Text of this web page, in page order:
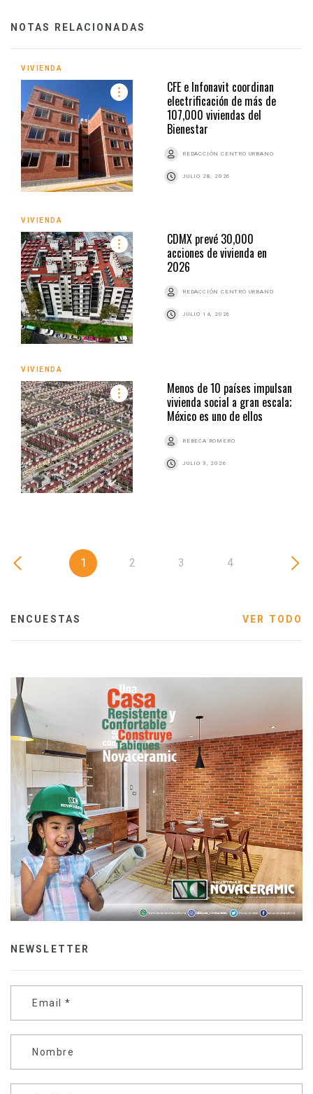
NOTAS RELACIONADAS
VIVIENDA
CFE e Infonavit coordinan
electrificación de más de
107,000 viviendas del
Bienestar
REDACCIÓN CENTRO URBANO
JULIO 28, 2026
VIVIENDA
CDMX prevé 30,000
acciones de vivienda en
2026
REDACCIÓN CENTRO URBANO
JULIO 14, 2026
VIVIENDA
Menos de 10 países impulsan
vivienda social a gran escala;
México es uno de ellos
REBECA ROMERO
JULIO 3, 2026
1 2 3 4
ENCUESTAS VER TODO
NEWSLETTER
Email *
Nombre